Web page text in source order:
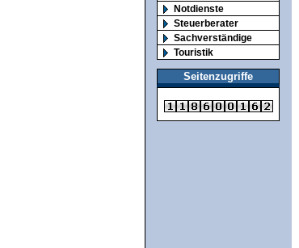
Notdienste
Steuerberater
Sachverständige
Touristik
Seitenzugriffe